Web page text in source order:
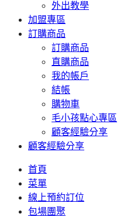
外出教學
加盟專區
訂購商品
訂購商品
直購商品
我的帳戶
結帳
購物車
毛小孩點心專區
顧客經驗分享
顧客經驗分享
首頁
菜單
線上預約訂位
包場團聚